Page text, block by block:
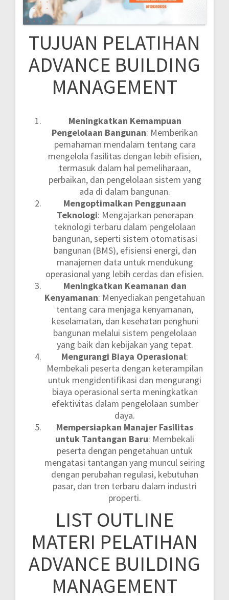
TUJUAN PELATIHAN
ADVANCE BUILDING
MANAGEMENT
Meningkatkan Kemampuan
Pengelolaan Bangunan: Memberikan
pemahaman mendalam tentang cara
mengelola fasilitas dengan lebih efisien,
termasuk dalam hal pemeliharaan,
perbaikan, dan pengelolaan sistem yang
ada di dalam bangunan.
Mengoptimalkan Penggunaan
Teknologi: Mengajarkan penerapan
teknologi terbaru dalam pengelolaan
bangunan, seperti sistem otomatisasi
bangunan (BMS), efisiensi energi, dan
manajemen data untuk mendukung
operasional yang lebih cerdas dan efisien.
Meningkatkan Keamanan dan
Kenyamanan: Menyediakan pengetahuan
tentang cara menjaga kenyamanan,
keselamatan, dan kesehatan penghuni
bangunan melalui sistem pengelolaan
yang baik dan kebijakan yang tepat.
Mengurangi Biaya Operasional:
Membekali peserta dengan keterampilan
untuk mengidentifikasi dan mengurangi
biaya operasional serta meningkatkan
efektivitas dalam pengelolaan sumber
daya.
Mempersiapkan Manajer Fasilitas
untuk Tantangan Baru: Membekali
peserta dengan pengetahuan untuk
mengatasi tantangan yang muncul seiring
dengan perubahan regulasi, kebutuhan
pasar, dan tren terbaru dalam industri
properti.
LIST OUTLINE
MATERI PELATIHAN
ADVANCE BUILDING
MANAGEMENT